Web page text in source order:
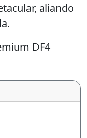
aliando
DF4
tem uma
portas de